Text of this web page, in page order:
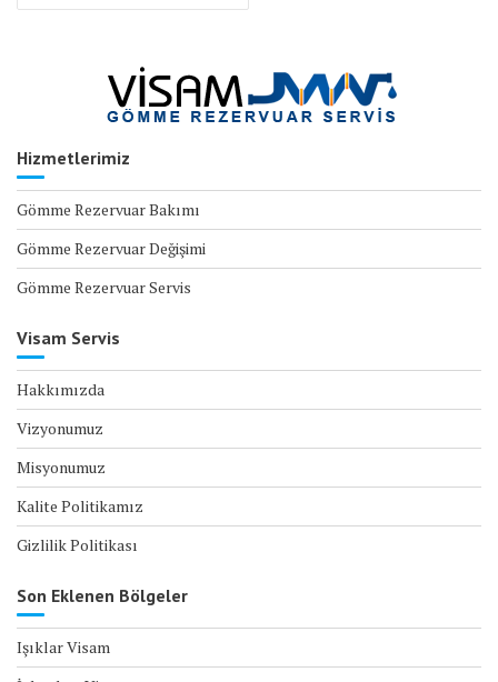
Hizmetlerimiz
Gömme Rezervuar Bakımı
Gömme Rezervuar Değişimi
Gömme Rezervuar Servis
Visam Servis
Hakkımızda
Vizyonumuz
Misyonumuz
Kalite Politikamız
Gizlilik Politikası
Son Eklenen Bölgeler
Işıklar Visam